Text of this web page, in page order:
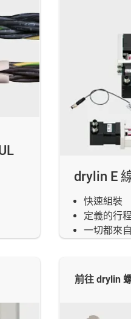
drylin E
快速組裝
定義的行
一切都來
前往 drylin